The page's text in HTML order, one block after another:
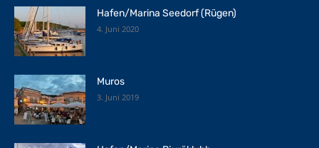
Hafen/Marina Seedorf (Rügen)
4. Juni 2020
Muros
3. Juni 2019